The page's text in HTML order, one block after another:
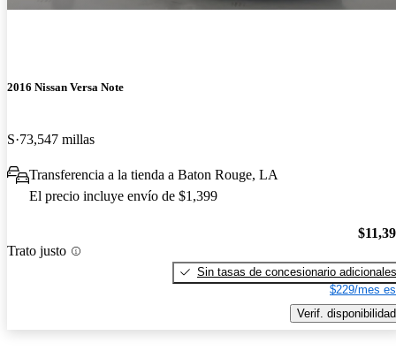
2016 Nissan Versa Note
S 73,547 millas
Transferencia a la tienda a Baton Rouge, LA
El precio incluye envío de $1,399
Trato justo
Sin tasas de concesionario adicionales
$229/mes
Verif. disponibilidad